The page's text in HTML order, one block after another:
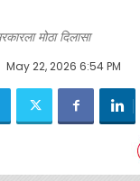
मोठा दिलासा
May 22, 2026 6:54 PM